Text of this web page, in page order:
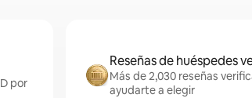
por
Reseñas de huéspedes
Más de 2,030 reseñas
ayudarte a elegir